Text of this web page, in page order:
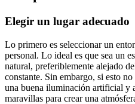
Elegir un lugar adecuado
Lo primero es seleccionar un
personal. Lo ideal es que sea un
natural, preferiblemente alejado
constante. Sin embargo, si esto
una buena iluminación artificial y
maravillas para crear una